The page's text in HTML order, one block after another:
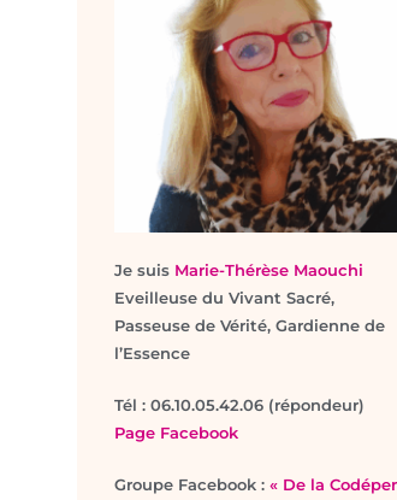
Je suis Marie-Thérèse Maouchi
Eveilleuse du Vivant Sacré,
Passeuse de Vérité, Gardienne de
l’Essence
Tél : 06.10.05.42.06 (répondeur)
Page Facebook
Groupe Facebook :« De la